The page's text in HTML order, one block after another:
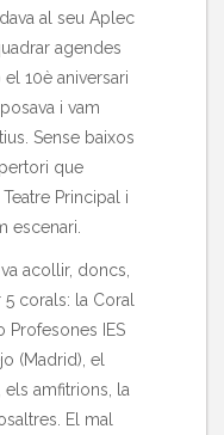
al seu Aplec
agendes
10è aniversari
i vam
Sense baixos
que
Principal i
escenari.
acollir, doncs,
corals: la Coral
Profesones IES
(Madrid), el
els amfitrions, la
El mal